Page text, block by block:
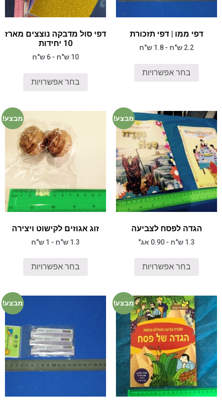
דפי ממו | דפי תזכורת
2.2 ש"ח - 1.8 ש"ח
בחר אפשרויות
דפי סול מדבקה נוצצים מארז
10 יחידות
10 ש"ח - 6 ש"ח
בחר אפשרויות
מבצע!
הגדה לפסח לצביעה
1.3 ש"ח - 0.90 אג"
בחר אפשרויות
מבצע!
זוג אגוזים לקישוט ויצירה
1.3 ש"ח - 1 ש"ח
בחר אפשרויות
מבצע! מבצע!